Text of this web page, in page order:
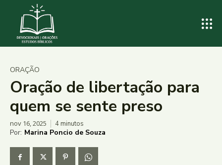
ORAÇÃO
Oração de libertação para
quem se sente preso
nov 16, 2025 4minutos
Por: Marina Poncio de Souza